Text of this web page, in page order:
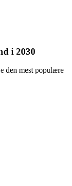
i 2030
den mest populære